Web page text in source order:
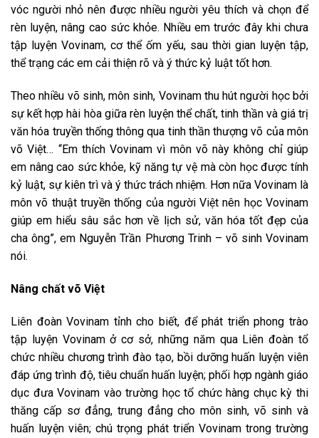
vóc người nhỏ nên được nhiều người yêu thích và chọn để
rèn luyện, nâng cao sức khỏe. Nhiều em trước đây khi chưa
tập luyện Vovinam, cơ thể ốm yếu, sau thời gian luyện tập,
thể trạng các em cải thiện rõ và ý thức kỷ luật tốt hơn.
Theo nhiều võ sinh, môn sinh, Vovinam thu hút người học bởi
sự kết hợp hài hòa giữa rèn luyện thể chất, tinh thần và giá trị
văn hóa truyền thống thông qua tinh thần thượng võ của môn
võ Việt… “Em thích Vovinam vì môn võ này không chỉ giúp
em nâng cao sức khỏe, kỹ năng tự vệ mà còn học được tính
kỷ luật, sự kiên trì và ý thức trách nhiệm. Hơn nữa Vovinam là
môn võ thuật truyền thống của người Việt nên học Vovinam
giúp em hiểu sâu sắc hơn về lịch sử, văn hóa tốt đẹp của
cha ông”, em Nguyễn Trần Phương Trinh – võ sinh Vovinam
nói.
Nâng chất võ Việt
Liên đoàn Vovinam tỉnh cho biết, để phát triển phong trào
tập luyện Vovinam ở cơ sở, những năm qua Liên đoàn tổ
chức nhiều chương trình đào tạo, bồi dưỡng huấn luyện viên
đáp ứng trình độ, tiêu chuẩn huấn luyện; phối hợp ngành giáo
dục đưa Vovinam vào trường học tổ chức hàng chục kỳ thi
thăng cấp sơ đẳng, trung đẳng cho môn sinh, võ sinh và
huấn luyện viên; chú trọng phát triển Vovinam trong trường